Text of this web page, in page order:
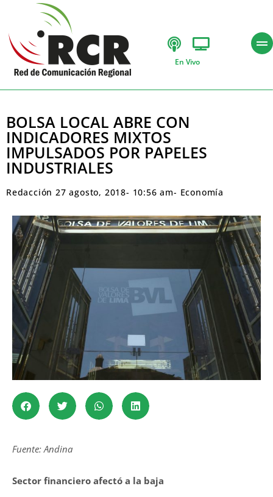
En Vivo
BOLSA LOCAL ABRE CON
INDICADORES MIXTOS
IMPULSADOS POR PAPELES
INDUSTRIALES
Redacción 27 agosto, 2018- 10:56 am- Economía
Fuente: Andina
Sector financiero afectó a la baja